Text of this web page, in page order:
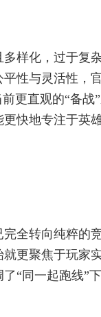
样化，过于复
性与灵活性，
更直观的“备战
快地专注于英
全转向纯粹的
更聚焦于玩家
“同一起跑线”